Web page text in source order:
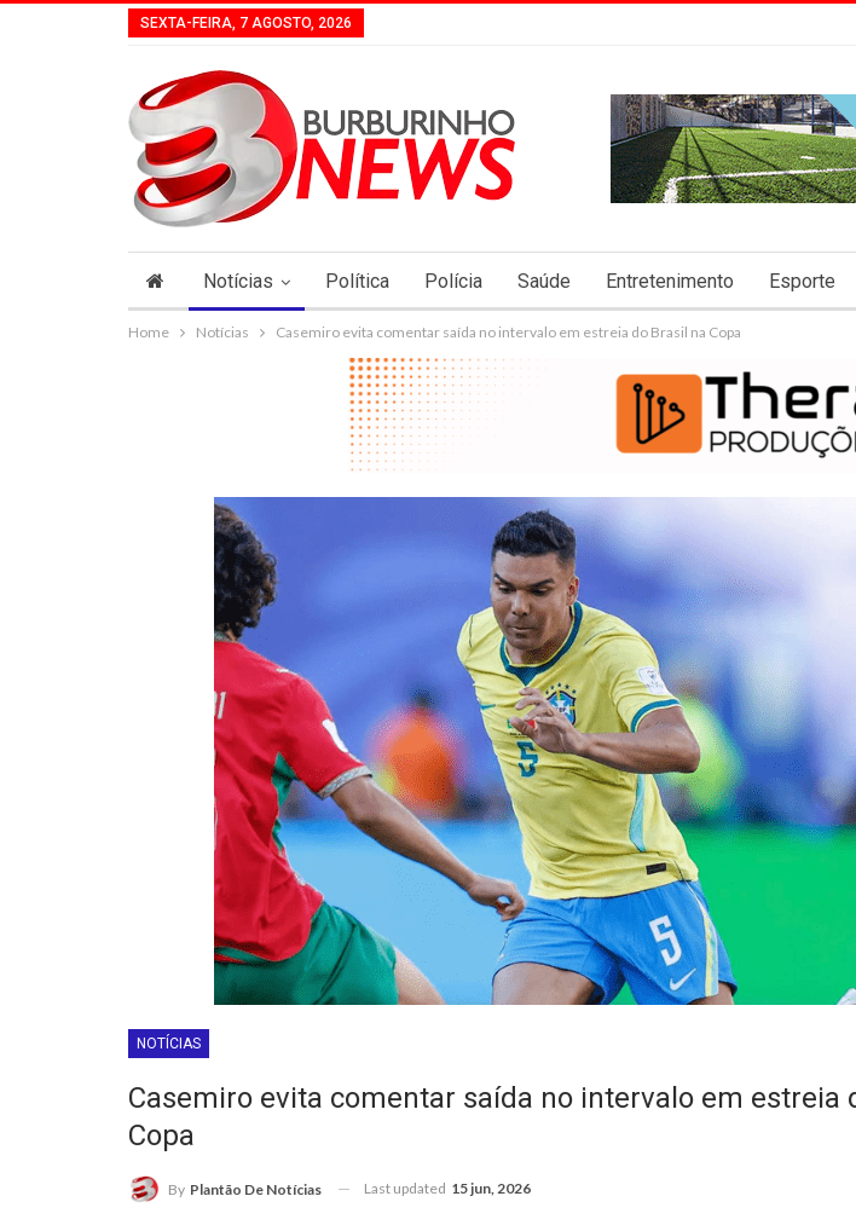
SEXTA-FEIRA, 7 AGOSTO, 2026
Notícias Política Polícia Saúde Entretenimento Esporte
Home Notícias Casemiro evita comentar saída no intervalo em estreia do Brasil na Copa
NOTÍCIAS
Casemiro evita comentar saída no intervalo em estreia
Copa
By Plantão De Notícias Last updated 15 jun, 2026